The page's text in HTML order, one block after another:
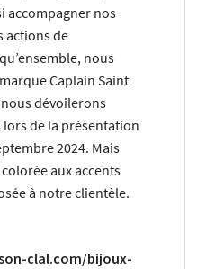
accompagner nos
actions de
nous
Caplain Saint
dévoilerons
lors de la présentation
2024. Mais
aux accents
à notre clientèle.
clal.com/bijoux-